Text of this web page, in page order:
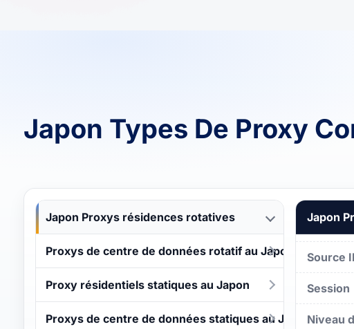
Japon Types De Proxy
Japon Proxys résidences rotatives
Proxys de centre de données rotatif au Japon
Proxy résidentiels statiques au Japon
Proxys de centre de données statiques au Japon
Japon
Source
Session
Niveau